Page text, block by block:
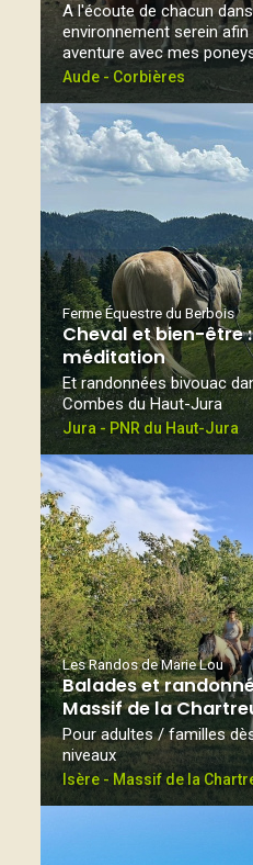
A l'écoute de chacun
environnement serein afin
aventure avec mes
Aude - Corbières
Ferme Équestre du Berbois
Cheval et bien-être :
méditation
Et randonnées bivouac
Combes du Haut-Jura
Jura - PNR du Haut-Jura
Les Randos de Marie Lou
Balades et
Massif de la
Pour adultes / familles
niveaux
Isère - Massif de la